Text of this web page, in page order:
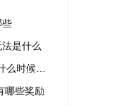
些
是什么
候开始
哪些奖励